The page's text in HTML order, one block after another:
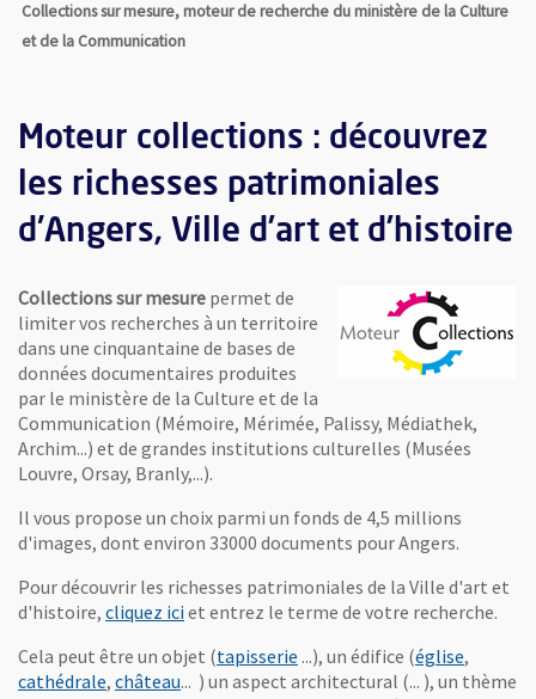
Collections sur mesure, moteur de recherche du ministère de la Culture
et de la Communication
Moteur collections : découvrez
les richesses patrimoniales
d'Angers, Ville d’art et d’histoire
Collections sur mesure permet de
limiter vos recherches à un territoire
dans une cinquantaine de bases de
données documentaires produites
par le ministère de la Culture et de la
Communication (Mémoire, Mérimée, Palissy, Médiathek,
Archim...) et de grandes institutions culturelles (Musées
Louvre, Orsay, Branly,...).
Il vous propose un choix parmi un fonds de 4,5 millions
d'images, dont environ 33000 documents pour Angers.
Pour découvrir les richesses patrimoniales de la Ville d'art et
d'histoire, cliquez ici, Ouvre une nouvelle fenêtre
et entrez le terme de votre recherche.
Cela peut être un objet (tapisserie , Ouvre une nouvelle fenêtre
...), un édifice (église,
cathédrale , Ouvre une nouvelle fenêtre
, château , Ouvre une nouvelle fenêtre
... ) un aspect architectural (... ), un thème